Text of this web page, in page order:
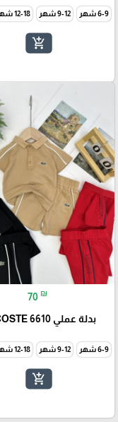
6-9 شهر 9-12 شهر 12-18 شهر
add_shopping_cart
70 ₪
بدلة عملي 6610 LACOSTE
6-9 شهر 9-12 شهر 12-18 شهر
add_shopping_cart